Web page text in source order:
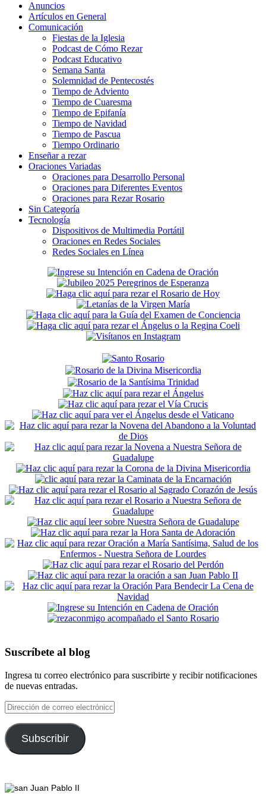
Anuncios
Artículos en General
Comunicación
Fiestas de la Iglesia
Podcast de Cómo Rezar
Podcast Educativo
Semana Santa
Solemnidad de Pentecostés
Tiempo de Adviento
Tiempo de Cuaresma
Tiempo de Epifanía
Tiempo de Navidad
Tiempo de Pascua
Tiempo Ordinario
Enseñar a rezar
Oraciones Variadas
Oraciones para Desarrollo Personal
Oraciones para Diferentes Eventos
Oraciones para Rezar Rosario
Sin Categoría
Tecnología
Dispositivos de Multimedia Portátil
Oraciones en Redes Sociales
Redes Sociales en Línea
Secondary
Sidebar
Suscríbete al blog
Ingresa tu correo electrónico para suscribirte y recibir notificaciones
de nuevas entradas.
Dirección
de
correo
electrónico
Subscribir